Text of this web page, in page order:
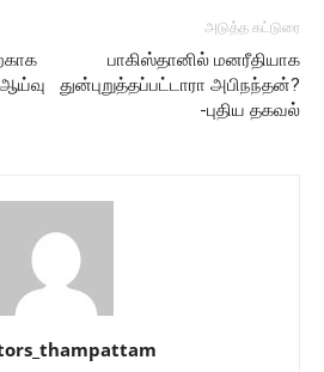
ஆய்வு
அடுத்த கட்டுரை
பாகிஸ்தானில் மனரீதியாக
துன்புறுத்தப்பட்டாரா அபிநந்தன்?
-புதிய தகவல்